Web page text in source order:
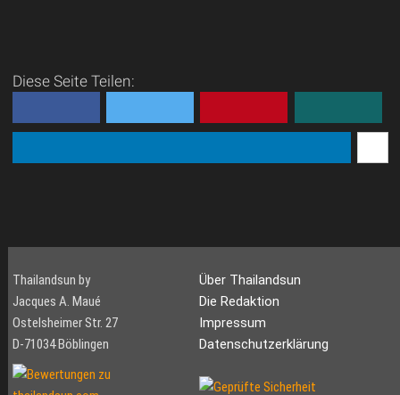
Diese Seite Teilen:
Thailandsun by
Jacques A. Maué
Ostelsheimer Str. 27
D-71034 Böblingen
Über Thailandsun
Die Redaktion
Impressum
Datenschutzerklärung